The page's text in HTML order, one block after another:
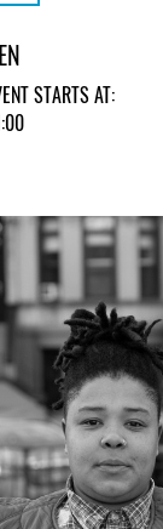
STARTS AT: